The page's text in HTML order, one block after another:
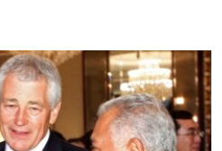
MẠI CỦA MỸ: QUÁ KHỨ VÀ HIỆN